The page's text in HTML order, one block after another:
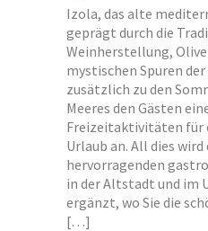
Izola, das alte
geprägt durch die
Weinherstellung,
mystischen Spuren
zusätzlich zu den
Meeres den Gästen
Freizeitaktivitäten für
Urlaub an. All dies wird
hervorragenden
in der Altstadt und im
ergänzt, wo Sie die
[…]